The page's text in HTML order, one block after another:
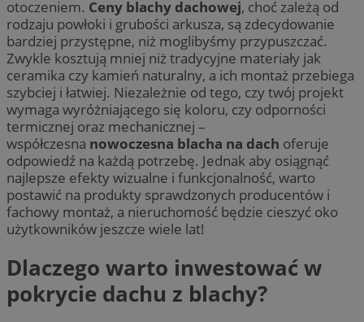
otoczeniem. Ceny blachy dachowej, choć zależą od
rodzaju powłoki i grubości arkusza, są zdecydowanie
bardziej przystępne, niż moglibyśmy przypuszczać.
Zwykle kosztują mniej niż tradycyjne materiały jak
ceramika czy kamień naturalny, a ich montaż przebiega
szybciej i łatwiej. Niezależnie od tego, czy twój projekt
wymaga wyróżniającego się koloru, czy odporności
termicznej oraz mechanicznej –
współczesna nowoczesna blacha na dach oferuje
odpowiedź na każdą potrzebę. Jednak aby osiągnąć
najlepsze efekty wizualne i funkcjonalność, warto
postawić na produkty sprawdzonych producentów i
fachowy montaż, a nieruchomość będzie cieszyć oko
użytkowników jeszcze wiele lat!
Dlaczego warto inwestować w
pokrycie dachu z blachy?